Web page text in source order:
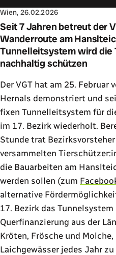
Wien, 26.02.2026
Seit 7 Jahren betreut der
Wanderroute am
Tunnelleitsystem wird die
nachhaltig schützen
Der VGT hat am 25. Februar
Hernals demonstriert und
fixen Tunnelleitsystem für
im 17. Bezirk wiederholt.
Stunde trat
versammelten
die Bauarbeiten am
werden sollen (zum
alternative
17. Bezirk das
Querfinanzierung aus der
Kröten, Frösche und
Laichgewässer jedes Jahr